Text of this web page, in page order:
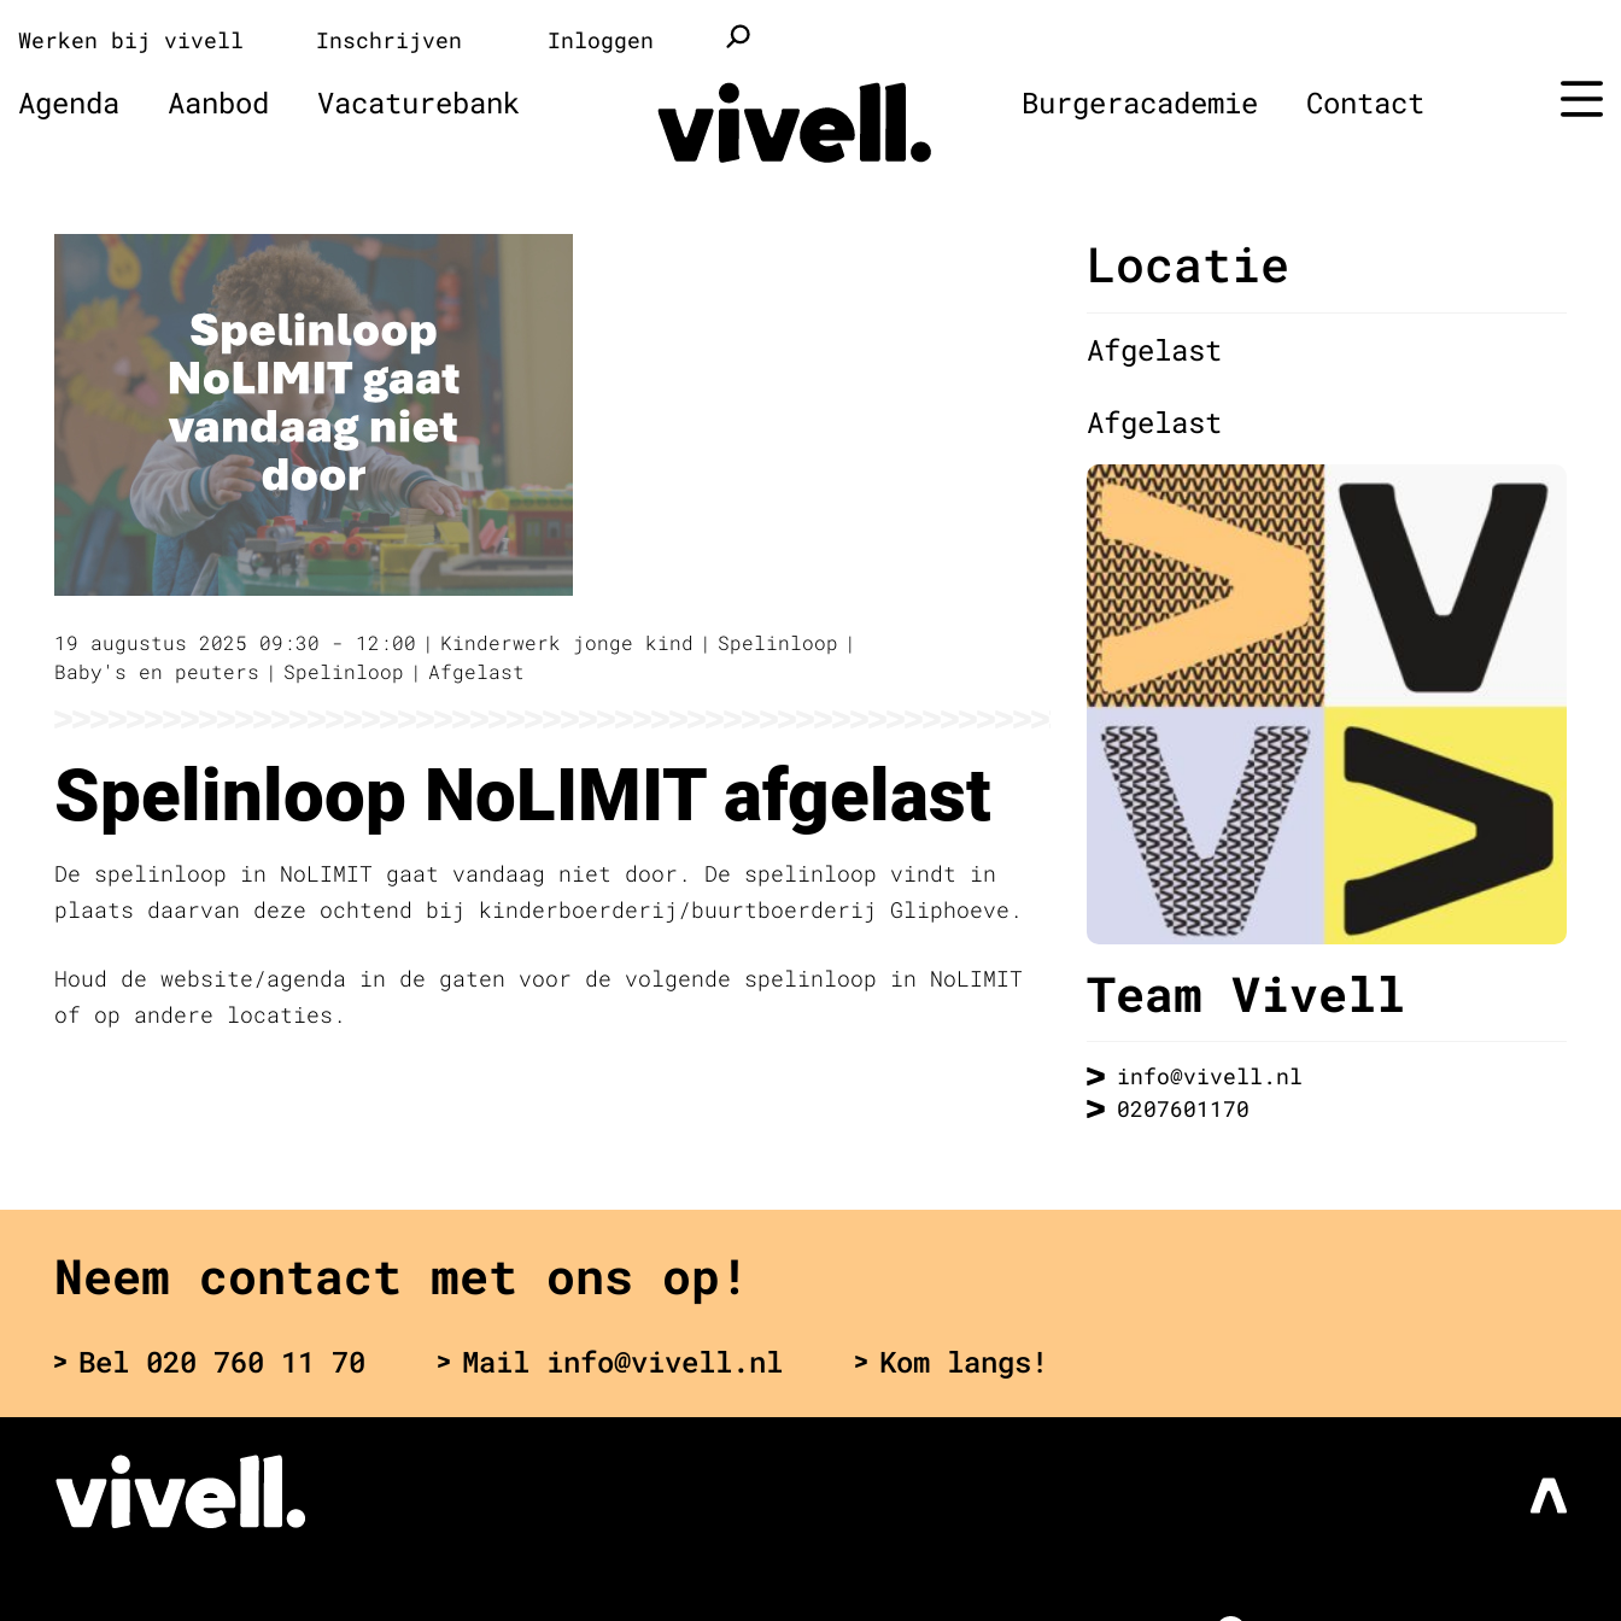
de
springen
Werken bij vivell Inschrijven Inloggen
Agenda Aanbod Vacaturebank Burgeracademie Contact
19 augustus 2025 09:30 - 12:00 Kinderwerk jonge kind
Spelinloop
Baby's en peuters
Spelinloop Afgelast
Spelinloop NoLIMIT afgelast
De spelinloop in NoLIMIT gaat vandaag niet door. De spelinloop vindt in
plaats daarvan deze ochtend bij kinderboerderij/buurtboerderij Gliphoeve.
Houd de website/agenda in de gaten voor de volgende spelinloop in NoLIMIT
of op andere locaties.
Locatie
Afgelast
Afgelast
Team Vivell
info@vivell.nl
0207601170
Neem contact met ons op!
Bel 020 760 11 70 Mail info@vivell.nl Kom langs!